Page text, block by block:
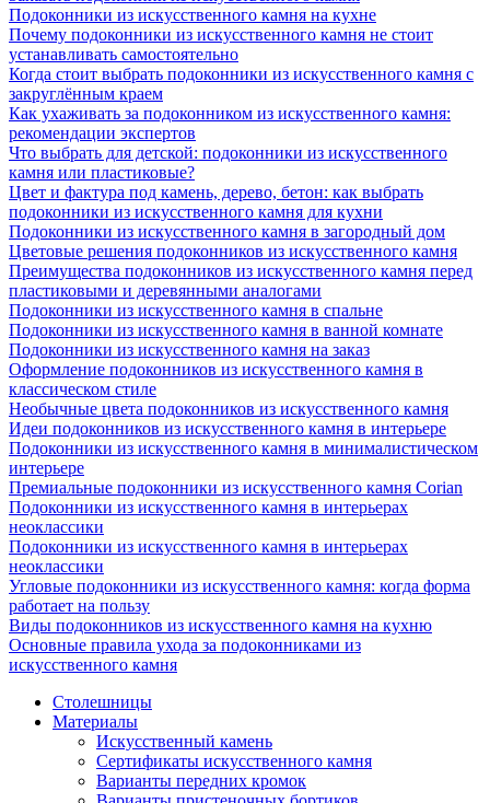
Подоконники из искусственного камня на кухне
Почему подоконники из искусственного камня не стоит
устанавливать самостоятельно
Когда стоит выбрать подоконники из искусственного камня с
закруглённым краем
Как ухаживать за подоконником из искусственного камня:
рекомендации экспертов
Что выбрать для детской: подоконники из искусственного
камня или пластиковые?
Цвет и фактура под камень, дерево, бетон: как выбрать
подоконники из искусственного камня для кухни
Подоконники из искусственного камня в загородный дом
Цветовые решения подоконников из искусственного камня
Преимущества подоконников из искусственного камня перед
пластиковыми и деревянными аналогами
Подоконники из искусственного камня в спальне
Подоконники из искусственного камня в ванной комнате
Подоконники из искусственного камня на заказ
Оформление подоконников из искусственного камня в
классическом стиле
Необычные цвета подоконников из искусственного камня
Идеи подоконников из искусственного камня в интерьере
Подоконники из искусственного камня в минималистическом
интерьере
Премиальные подоконники из искусственного камня Corian
Подоконники из искусственного камня в интерьерах
неоклассики
Подоконники из искусственного камня в интерьерах
неоклассики
Угловые подоконники из искусственного камня: когда форма
работает на пользу
Виды подоконников из искусственного камня на кухню
Основные правила ухода за подоконниками из
искусственного камня
Столешницы
Материалы
Искусственный камень
Сертификаты искусственного камня
Варианты передних кромок